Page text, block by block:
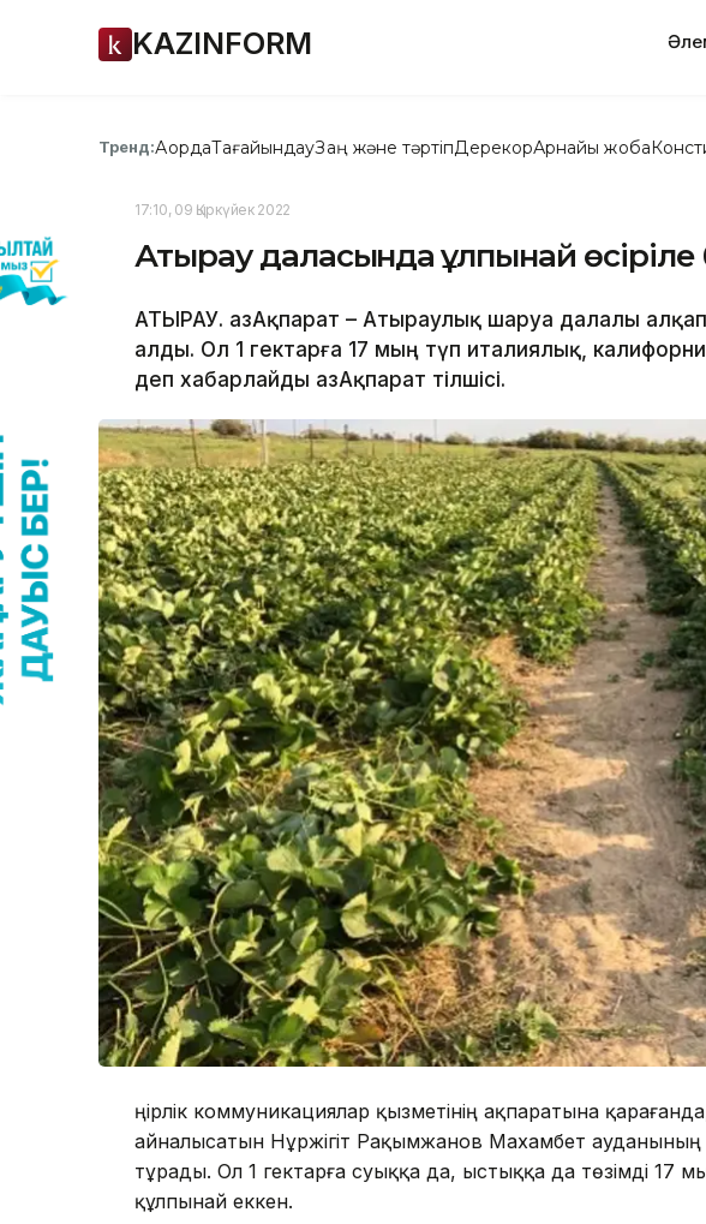
KAZINFORM
Тренд:АқордаТағайындауЗаң және тәртіпДерекқорАрнайы жоба
17:10, 09 Қыркүйек 2022
Атырау даласында құлпынай
АТЫРАУ. ҚазАқпарат – Атыраулық шаруа далалы
алды. Ол 1 гектарға 17 мың түп италиялық,
деп хабарлайды ҚазАқпарат тілшісі.
Өңірлік коммуникациялар қызметінің ақпаратына
айналысатын Нұржігіт Рақымжанов Махамбет ауданының
тұрады. Ол 1 гектарға суыққа да, ыстыққа да төзімді 17
құлпынай еккен.